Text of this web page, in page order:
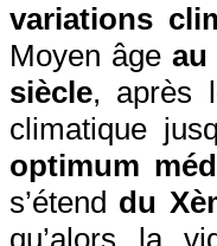
variations
Moyen âge au
siècle, après
climatique
optimum
s’étend du
qu’alors la